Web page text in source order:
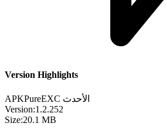
Version Highlights
APKPureEXC الأحدث
Version:1.2.252
Size:20.1 MB